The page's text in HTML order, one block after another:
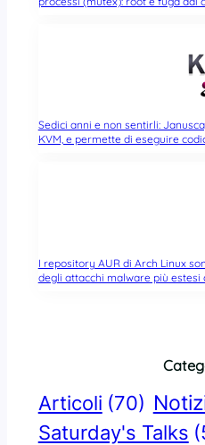
Sedici anni e non sentirli:
KVM, e permette di eseguire
I repository AUR di Arch Linux
degli attacchi malware più estesi
Articoli (70)
Saturday's Talks